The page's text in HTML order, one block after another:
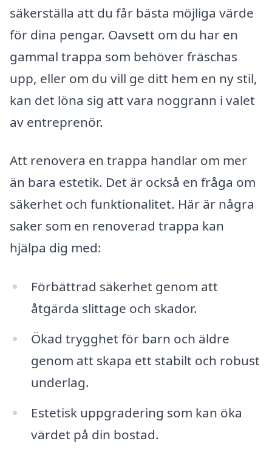
säkerställa att du får bästa möjliga värde
för dina pengar. Oavsett om du har en
gammal trappa som behöver fräschas
upp, eller om du vill ge ditt hem en ny stil,
kan det löna sig att vara noggrann i valet
av entreprenör.
Att renovera en trappa handlar om mer
än bara estetik. Det är också en fråga om
säkerhet och funktionalitet. Här är några
saker som en renoverad trappa kan
hjälpa dig med:
Förbättrad säkerhet genom att
åtgärda slittage och skador.
Ökad trygghet för barn och äldre
genom att skapa ett stabilt och robust
underlag.
Estetisk uppgradering som kan öka
värdet på din bostad.